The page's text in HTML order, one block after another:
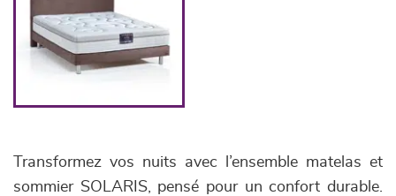
Transformez vos nuits avec l’ensemble matelas et
sommier SOLARIS, pensé pour un confort durable.